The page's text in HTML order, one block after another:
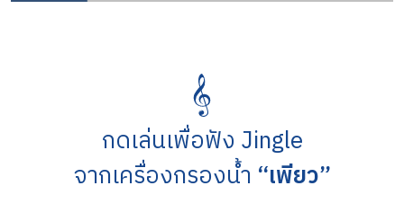
กดเล่นเพื่อฟัง Jingle
จากเครื่องกรองน้ำ “เพียว”